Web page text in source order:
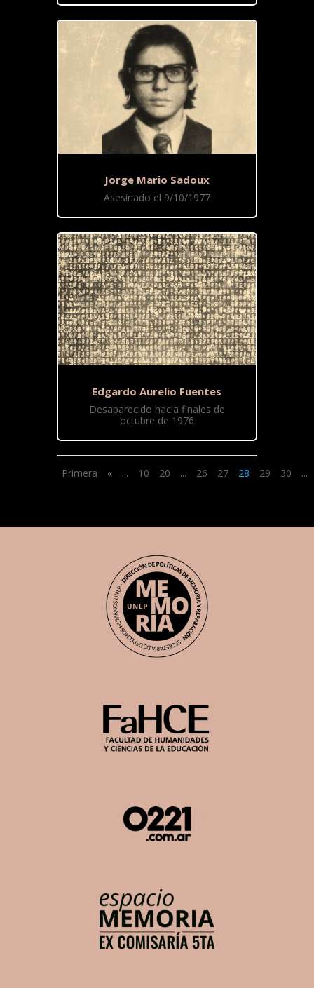
Jorge Mario Sadoux
Asesinado el 9/10/1977
Edgardo Aurelio Fuentes
Desaparecido hacia finales de
octubre de 1976
Primera « ... 10 20 ... 26 27 28 29 30 ...